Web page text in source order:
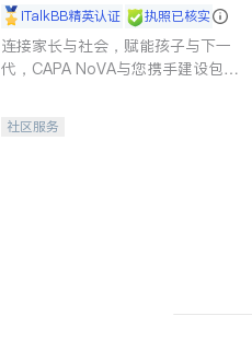
iTalkBB精英认证 执照已核实
连接家长与社会，赋能孩子与下一
代，CAPA NoVA与您携手建设包
社区服务